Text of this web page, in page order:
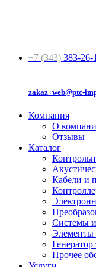
+7 (343) 383-26-
zakaz+web@ptc-
Компания
О
Отзывы
Каталог
Кабели и
Системы и
Элементы
Генератор
Прочее